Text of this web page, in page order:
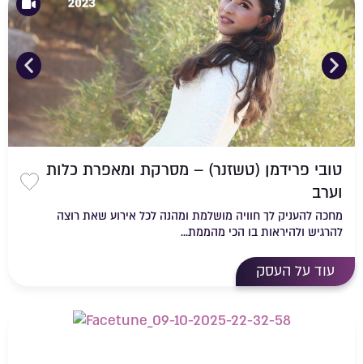
טובי פרידמן (טשזנר) – מסרקת ומאפרת כלות
וערב
מחכה להעניק לך חוויה מושלמת ומהנה לכל אירוע שאת רוצה
להרגיש ולהיראות בו הכי מהממת...
עוד על העסק